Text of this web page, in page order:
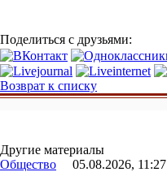
Поделиться с друзьями:
Возврат к списку
Другие материалы
Общество 05.08.2026, 11:27